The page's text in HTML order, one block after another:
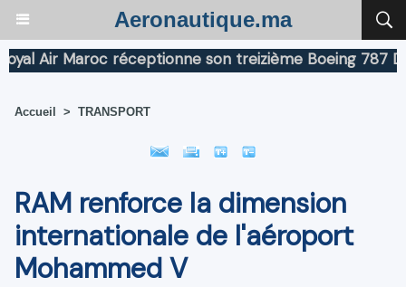
Aeronautique.ma
Air Maroc réceptionne son treizième Boeing 787
Accueil > TRANSPORT
RAM renforce la dimension
internationale de l'aéroport
Mohammed V